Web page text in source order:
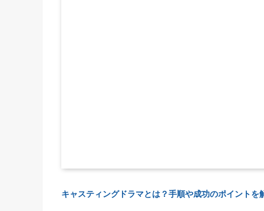
キャスティングドラマとは？手順や成功のポイントを